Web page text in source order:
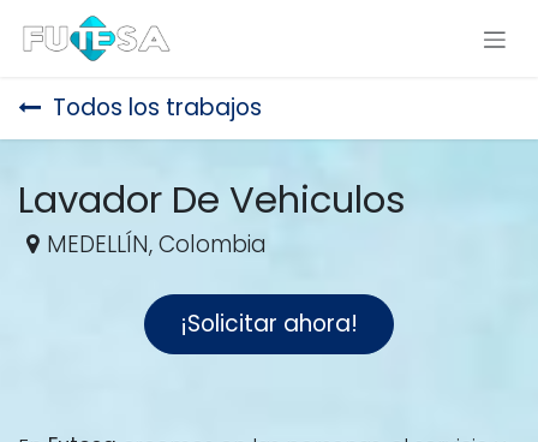
Ir al contenido
Todos los trabajos
Lavador De Vehiculos
MEDELLÍN,Colombia
¡Solicitar ahora!